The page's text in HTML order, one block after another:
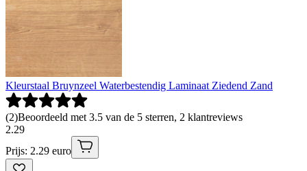
Kleurstaal Bruynzeel Waterbestendig Laminaat Ziedend Zand
(2)Beoordeeld met 3.5 van de 5 sterren, 2 klantreviews
2.29
Prijs: 2.29 euro